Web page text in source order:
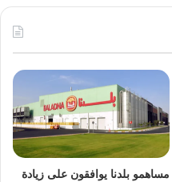
مساهمو بلدنا يوافقون على زيادة